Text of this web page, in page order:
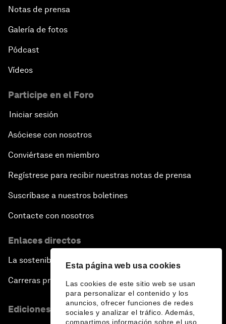
Esta página web usa cookies
Las cookies de este sitio web se usan
para personalizar el contenido y los
anuncios, ofrecer funciones de redes
sociales y analizar el tráfico. Además,
compartimos información sobre el uso
Notas de prensa
Galería de fotos
Pódcast
Vídeos
Participe en el Foro
Iniciar sesión
Asóciese con nosotros
Conviértase en miembro
Regístrese para recibir nuestras notas de prensa
Suscríbase a nuestros boletines
Contacte con nosotros
Enlaces directos
La sostenibilidad en el Foro
Carreras profesionales
Ediciones en otros idiomas